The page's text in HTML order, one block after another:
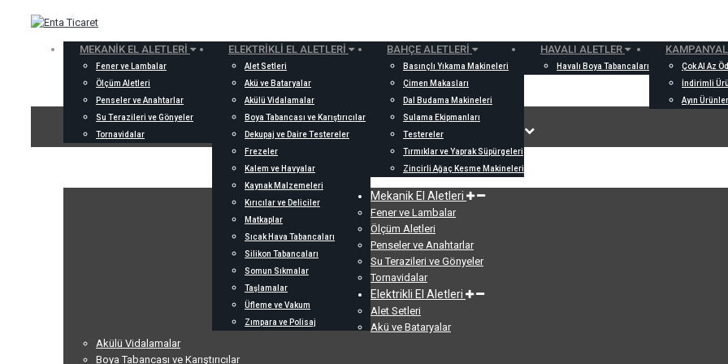
MEKANIK EL ALETLERI
Fener ve Lambalar
Ölçüm Aletleri
Penseler ve Anahtarlar
Su Terazileri ve Gönyeler
Tornavidalar
ELEKTRIKLI EL ALETLERI
Alet Setleri
Akü ve Bataryalar
Akülü Vidalamalar
Boya Tabancası ve Karıştırıcılar
Dekupaj ve Daire Testereler
Frezeler
Kalem ve Havyalar
Kaynak Malzemeleri
Kırıcılar ve Deliciler
Matkaplar
Sıcak Hava Tabancaları
Silikon Tabancaları
Somun Sıkmalar
Taşlamalar
Üfleme ve Vakum
Zımpara ve Polisaj
BAHÇE ALETLERI
Basınçlı Yıkama Makineleri
Çimen Makasları
Dal Budama Makineleri
Sulama Ekipmanları
Testereler
Tırmıklar ve Yaprak Süpürgeleri
Zincirli Ağaç Kesme Makineleri
HAVALI ALETLER
Havalı Boya Tabancaları
Çok Al Az
İndirimli
Ayın
Mekanik El Aletleri
Fener ve Lambalar
Ölçüm Aletleri
Penseler ve Anahtarlar
Su Terazileri ve Gönyeler
Tornavidalar
Elektrikli El Aletleri
Alet Setleri
Akü ve Bataryalar
Akülü Vidalamalar
Boya Tabancası ve Karıştırıcılar